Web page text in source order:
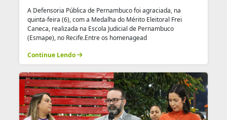
A Defensoria Pública de Pernambuco foi agraciada, na
quinta-feira (6), com a Medalha do Mérito Eleitoral Frei
Caneca, realizada na Escola Judicial de Pernambuco
(Esmape), no Recife.Entre os homenagead
Continue Lendo